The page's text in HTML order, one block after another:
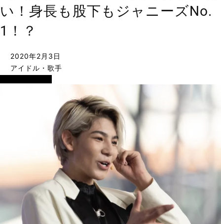
い！身長も股下もジャニーズNo.
1！？
2020年2月3日
アイドル・歌手